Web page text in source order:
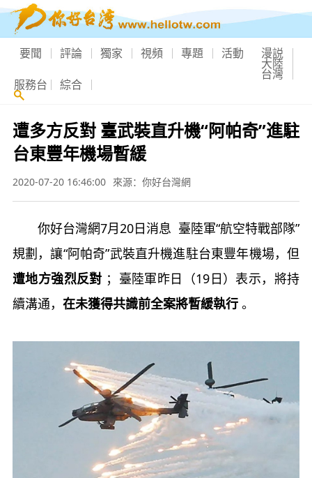
要聞 評論 獨家 視頻 專題 活動 漫説
大陸
台灣
服務台 綜合
遭多方反對 臺武裝直升機“阿帕奇”進駐
台東豐年機場暫緩
2020-07-20 16:46:00 來源：你好台灣網
你好台灣網7月20日消息 臺陸軍“航空特戰部隊”
規劃，讓“阿帕奇”武裝直升機進駐台東豐年機場，但
遭地方強烈反對 ；臺陸軍昨日（19日）表示，將持
續溝通， 在未獲得共識前全案將暫緩執行。